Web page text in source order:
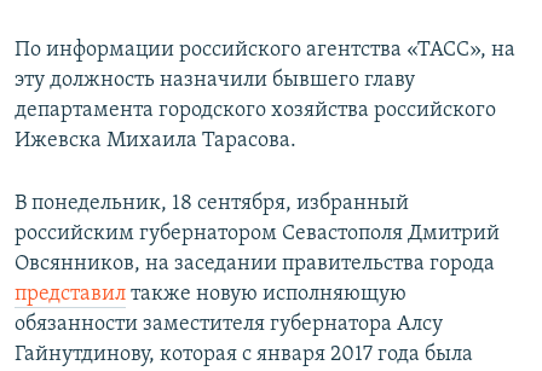
ПОБЕДИТЕЛЕЙ НЕ СУДЯТ?
КРЫМ.НЕПОКОРЕННЫЙ
УКРАИНСКАЯ ПРОБЛЕМА КРЫМА
Все сайты RFE/RL
По информации российского агентства «ТАСС», на
эту должность назначили бывшего главу
департамента городского хозяйства российского
Ижевска Михаила Тарасова.
В понедельник, 18 сентября, избранный
российским губернатором Севастополя Дмитрий
Овсянников, на заседании правительства города
представил также новую исполняющую
обязанности заместителя губернатора Алсу
Гайнутдинову, которая с января 2017 года была